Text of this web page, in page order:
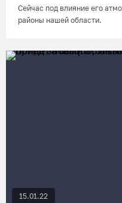
Сейчас под влияние его
районы нашей области.
15.01.22